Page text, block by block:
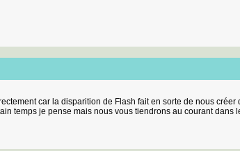
car la disparition de Flash fait en sorte de nous
temps je pense mais nous vous tiendrons au courant dans